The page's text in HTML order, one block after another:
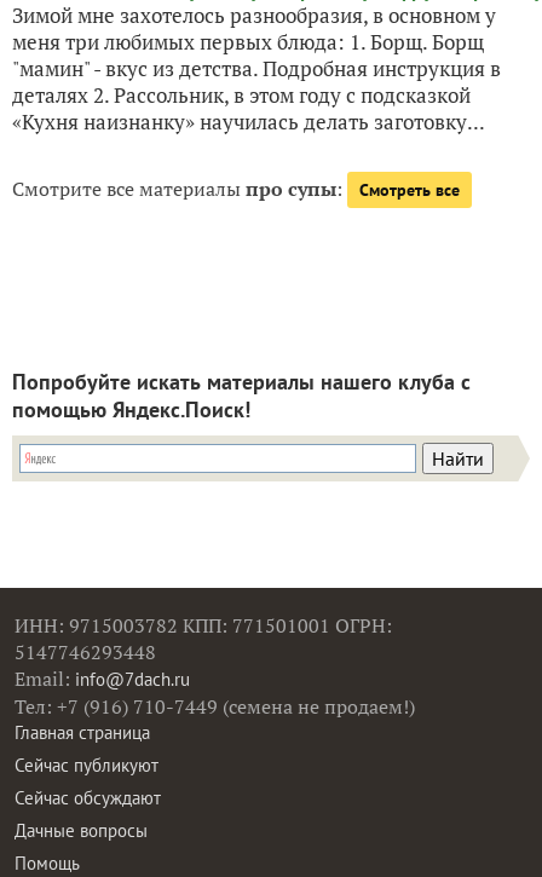
Зимой мне захотелось разнообразия, в основном у
меня три любимых первых блюда: 1. Борщ. Борщ
"мамин" - вкус из детства. Подробная инструкция в
деталях 2. Рассольник, в этом году с подсказкой
«Кухня наизнанку» научилась делать заготовку...
Смотрите все материалыпро супы: Смотреть все
Попробуйте искать материалы нашего клуба с
помощью Яндекс.Поиск!
ИНН: 9715003782 КПП: 771501001 ОГРН:
5147746293448
Email: info@7dach.ru
Тел: +7 (916) 710-7449 (семена не продаем!)
Главная страница
Сейчас публикуют
Сейчас обсуждают
Дачные вопросы
Помощь